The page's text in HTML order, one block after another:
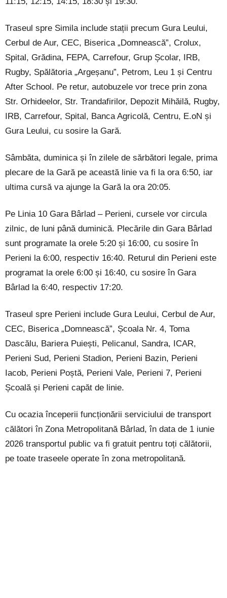
Traseul spre Simila include stații precum Gura Leului,
Cerbul de Aur, CEC, Biserica „Domnească”, Crolux,
Spital, Grădina, FEPA, Carrefour, Grup Școlar, IRB,
Rugby, Spălătoria „Argeșanu”, Petrom, Leu 1 și Centru
After School. Pe retur, autobuzele vor trece prin zona
Str. Orhideelor, Str. Trandafirilor, Depozit Mihăilă, Rugby,
IRB, Carrefour, Spital, Banca Agricolă, Centru, E.oN și
Gura Leului, cu sosire la Gară.
Sâmbăta, duminica și în zilele de sărbători legale, prima
plecare de la Gară pe această linie va fi la ora 6:50, iar
ultima cursă va ajunge la Gară la ora 20:05.
Pe Linia 10 Gara Bârlad – Perieni, cursele vor circula
zilnic, de luni până duminică. Plecările din Gara Bârlad
sunt programate la orele 5:20 și 16:00, cu sosire în
Perieni la 6:00, respectiv 16:40. Returul din Perieni este
programat la orele 6:00 și 16:40, cu sosire în Gara
Bârlad la 6:40, respectiv 17:20.
Traseul spre Perieni include Gura Leului, Cerbul de Aur,
CEC, Biserica „Domnească”, Școala Nr. 4, Toma
Dascălu, Bariera Puiești, Pelicanul, Sandra, ICAR,
Perieni Sud, Perieni Stadion, Perieni Bazin, Perieni
Iacob, Perieni Poștă, Perieni Vale, Perieni 7, Perieni
Școală și Perieni capăt de linie.
Cu ocazia începerii funcționării serviciului de transport
călători în Zona Metropolitană Bârlad, în data de 1 iunie
2026 transportul public va fi gratuit pentru toți călătorii,
pe toate traseele operate în zona metropolitană.